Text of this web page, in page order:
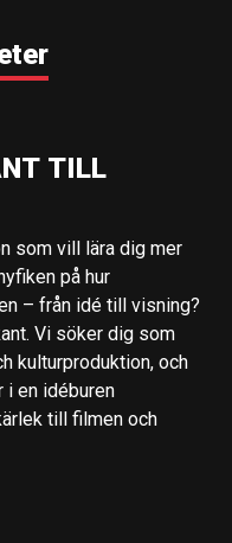
TILL
som vill lära dig mer
på hur
– från idé till visning?
Vi söker dig som
kulturproduktion, och
i en idéburen
till filmen och